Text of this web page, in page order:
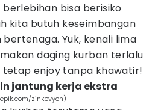
bisa berisiko
kita butuh keseimbangan
Yuk, kenali lima
daging kurban terlalu
tetap enjoy tanpa khawatir!
jantung kerja ekstra
zinkevych)